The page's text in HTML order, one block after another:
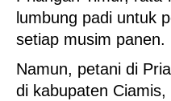
lumbung padi untuk
setiap musim panen.
Namun, petani di
di kabupaten